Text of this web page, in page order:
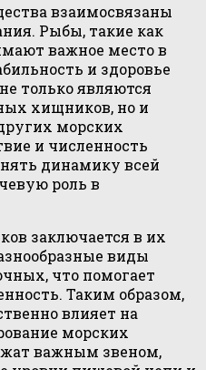
взаимосвязаны
Рыбы, такие как
важное место в
и здоровье
только являются
хищников, но и
морских
и численность
динамику всей
роль в
заключается в их
виды
что помогает
Таким образом,
влияет на
морских
важным звеном,